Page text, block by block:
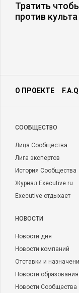
Тратить
против
О ПРОЕКТЕ
CООБЩЕСТВО
Лица Сообщества
Лига экспертов
История Сообщества
Журнал Executive.ru
Executive отдыхает
НОВОСТИ
Новости дня
Новости компаний
Отставки и
Новости образования
Новости Сообщества